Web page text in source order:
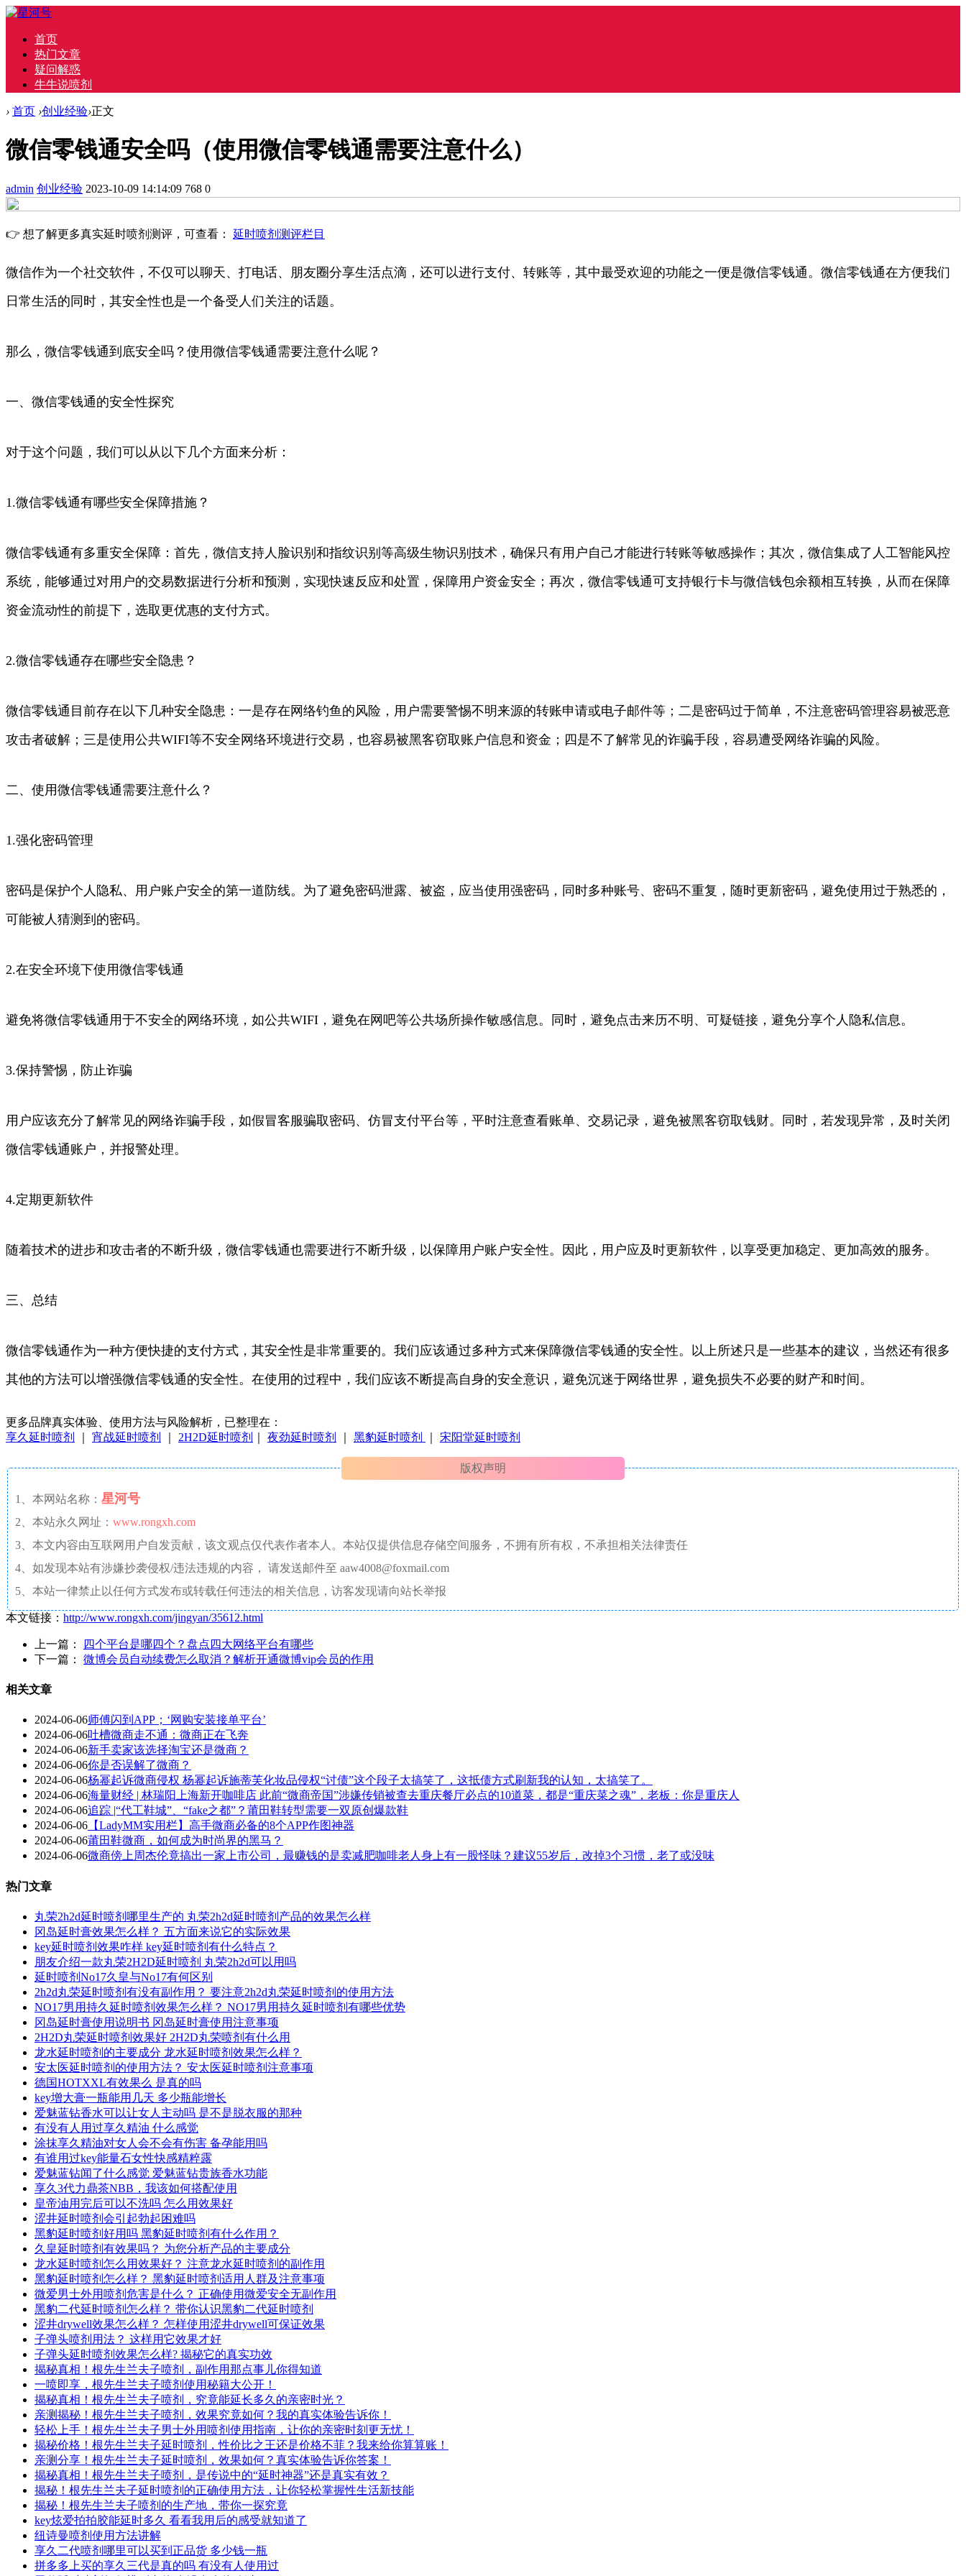
首页
热门文章
疑问解惑
牛牛说喷剂
› 首页 ›创业经验›正文
微信零钱通安全吗（使用微信零钱通需要注意什么）
admin 创业经验 2023-10-09 14:14:09 768 0
👉 想了解更多真实延时喷剂测评，可查看： 延时喷剂测评栏目
微信作为一个社交软件，不仅可以聊天、打电话、朋友圈分享生活点滴，还可以进行支付、转账等，其中最受欢迎的功能之一便是微信零钱通。微信零钱通在方便我们
日常生活的同时，其安全性也是一个备受人们关注的话题。
那么，微信零钱通到底安全吗？使用微信零钱通需要注意什么呢？
一、微信零钱通的安全性探究
对于这个问题，我们可以从以下几个方面来分析：
1.微信零钱通有哪些安全保障措施？
微信零钱通有多重安全保障：首先，微信支持人脸识别和指纹识别等高级生物识别技术，确保只有用户自己才能进行转账等敏感操作；其次，微信集成了人工智能风控
系统，能够通过对用户的交易数据进行分析和预测，实现快速反应和处置，保障用户资金安全；再次，微信零钱通可支持银行卡与微信钱包余额相互转换，从而在保障
资金流动性的前提下，选取更优惠的支付方式。
2.微信零钱通存在哪些安全隐患？
微信零钱通目前存在以下几种安全隐患：一是存在网络钓鱼的风险，用户需要警惕不明来源的转账申请或电子邮件等；二是密码过于简单，不注意密码管理容易被恶意
攻击者破解；三是使用公共WIFI等不安全网络环境进行交易，也容易被黑客窃取账户信息和资金；四是不了解常见的诈骗手段，容易遭受网络诈骗的风险。
二、使用微信零钱通需要注意什么？
1.强化密码管理
密码是保护个人隐私、用户账户安全的第一道防线。为了避免密码泄露、被盗，应当使用强密码，同时多种账号、密码不重复，随时更新密码，避免使用过于熟悉的，
可能被人猜测到的密码。
2.在安全环境下使用微信零钱通
避免将微信零钱通用于不安全的网络环境，如公共WIFI，避免在网吧等公共场所操作敏感信息。同时，避免点击来历不明、可疑链接，避免分享个人隐私信息。
3.保持警惕，防止诈骗
用户应该充分了解常见的网络诈骗手段，如假冒客服骗取密码、仿冒支付平台等，平时注意查看账单、交易记录，避免被黑客窃取钱财。同时，若发现异常，及时关闭
微信零钱通账户，并报警处理。
4.定期更新软件
随着技术的进步和攻击者的不断升级，微信零钱通也需要进行不断升级，以保障用户账户安全性。因此，用户应及时更新软件，以享受更加稳定、更加高效的服务。
三、总结
微信零钱通作为一种方便快捷的支付方式，其安全性是非常重要的。我们应该通过多种方式来保障微信零钱通的安全性。以上所述只是一些基本的建议，当然还有很多
其他的方法可以增强微信零钱通的安全性。在使用的过程中，我们应该不断提高自身的安全意识，避免沉迷于网络世界，避免损失不必要的财产和时间。
更多品牌真实体验、使用方法与风险解析，已整理在：
享久延时喷剂
宵战延时喷剂 2H2D延时喷剂 夜劲延时喷剂 黑豹延时喷剂 宋阳堂延时喷剂
版权声明
1、本网站名称： 星河号
2、本站永久网址： www.rongxh.com
3、本文内容由互联网用户自发贡献，该文观点仅代表作者本人。本站仅提供信息存储空间服务，不拥有所有权，不承担相关法律责任
4、如发现本站有涉嫌抄袭侵权/违法违规的内容， 请发送邮件至 aaw4008@foxmail.com
5、本站一律禁止以任何方式发布或转载任何违法的相关信息，访客发现请向站长举报
本文链接： http://www.rongxh.com/jingyan/35612.html
上一篇：
四个平台是哪四个？盘点四大网络平台有哪些
下一篇： 微博会员自动续费怎么取消？解析开通微博vip会员的作用
相关文章
2024-06-06师傅闪到APP；‘网购安装接单平台’
2024-06-06吐槽微商走不通：微商正在飞奔
2024-06-06新手卖家该选择淘宝还是微商？
2024-06-06你是否误解了微商？
2024-06-06杨幂起诉微商侵权 杨幂起诉施蒂芙化妆品侵权“讨债”这个段子太搞笑了，这抵债方式刷新我的认知，太搞笑了。
2024-06-06海量财经 | 林瑞阳上海新开咖啡店 此前“微商帝国”涉嫌传销被查去重庆餐厅必点的10道菜，都是“重庆菜之魂”，老板：你是重庆人
2024-06-06追踪 |“代工鞋城”、“fake之都”？莆田鞋转型需要一双原创爆款鞋
2024-06-06 【LadyMM实用栏】高手微商必备的8个APP作图神器
2024-06-06莆田鞋微商，如何成为时尚界的黑马？
2024-06-06微商傍上周杰伦竟搞出一家上市公司，最赚钱的是卖减肥咖啡老人身上有一股怪味？建议55岁后，改掉3个习惯，老了或没味
热门文章
丸荣2h2d延时喷剂哪里生产的 丸荣2h2d延时喷剂产品的效果怎么样
冈岛延时膏效果怎么样？ 五方面来说它的实际效果
key延时喷剂效果咋样 key延时喷剂有什么特点？
朋友介绍一款丸荣2H2D延时喷剂 丸荣2h2d可以用吗
延时喷剂No17久皇与No17有何区别
2h2d丸荣延时喷剂有没有副作用？ 要注意2h2d丸荣延时喷剂的使用方法
NO17男用持久延时喷剂效果怎么样？ NO17男用持久延时喷剂有哪些优势
冈岛延时膏使用说明书 冈岛延时膏使用注意事项
2H2D丸荣延时喷剂效果好 2H2D丸荣喷剂有什么用
龙水延时喷剂的主要成分 龙水延时喷剂效果怎么样？
安太医延时喷剂的使用方法？ 安太医延时喷剂注意事项
德国HOTXXL有效果么 是真的吗
key增大膏一瓶能用几天 多少瓶能增长
爱魅蓝钻香水可以让女人主动吗 是不是脱衣服的那种
有没有人用过享久精油 什么感觉
涂抹享久精油对女人会不会有伤害 备孕能用吗
有谁用过key能量石女性快感精粹露
爱魅蓝钻闻了什么感觉 爱魅蓝钻贵族香水功能
享久3代力鼎茶NBB，我该如何搭配使用
皇帝油用完后可以不洗吗 怎么用效果好
涩井延时喷剂会引起勃起困难吗
黑豹延时喷剂好用吗 黑豹延时喷剂有什么作用？
久皇延时喷剂有效果吗？ 为您分析产品的主要成分
龙水延时喷剂怎么用效果好？ 注意龙水延时喷剂的副作用
黑豹延时喷剂怎么样？ 黑豹延时喷剂适用人群及注意事项
微爱男士外用喷剂危害是什么？ 正确使用微爱安全无副作用
黑豹二代延时喷剂怎么样？ 带你认识黑豹二代延时喷剂
涩井drywell效果怎么样？ 怎样使用涩井drywell可保证效果
子弹头喷剂用法？ 这样用它效果才好
子弹头延时喷剂效果怎么样? 揭秘它的真实功效
揭秘真相！根先生兰夫子喷剂，副作用那点事儿你得知道
一喷即享，根先生兰夫子喷剂使用秘籍大公开！
揭秘真相！根先生兰夫子喷剂，究竟能延长多久的亲密时光？
亲测揭秘！根先生兰夫子喷剂，效果究竟如何？我的真实体验告诉你！
轻松上手！根先生兰夫子男士外用喷剂使用指南，让你的亲密时刻更无忧！
揭秘价格！根先生兰夫子延时喷剂，性价比之王还是价格不菲？我来给你算算账！
亲测分享！根先生兰夫子延时喷剂，效果如何？真实体验告诉你答案！
揭秘真相！根先生兰夫子喷剂，是传说中的“延时神器”还是真实有效？
揭秘！根先生兰夫子延时喷剂的正确使用方法，让你轻松掌握性生活新技能
揭秘！根先生兰夫子喷剂的生产地，带你一探究竟
key炫爱拍拍胶能延时多久 看看我用后的感受就知道了
纽诗曼喷剂使用方法讲解
享久二代喷剂哪里可以买到正品货 多少钱一瓶
拼多多上买的享久三代是真的吗 有没有人使用过